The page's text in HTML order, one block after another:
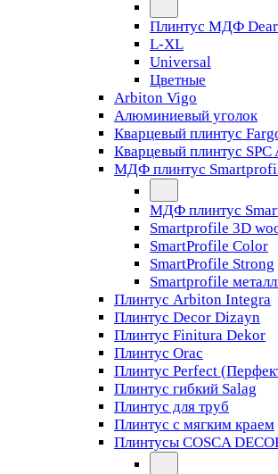
Плинтус МДФ
L-XL
Universal
Цветные
Arbiton Vigo
Алюминиевый уголок
Кварцевый плинтус
Кварцевый плинтус
МДФ плинтус
МДФ плинтус
Smartprofile 3D
SmartProfile Color
SmartProfile Strong
Smartprofile
Плинтус Arbiton Integra
Плинтус Decor Dizayn
Плинтус Finitura Dekor
Плинтус Orac
Плинтус Perfect
Плинтус гибкий Salag
Плинтус для труб
Плинтус с мягким краем
Плинтусы COSCA